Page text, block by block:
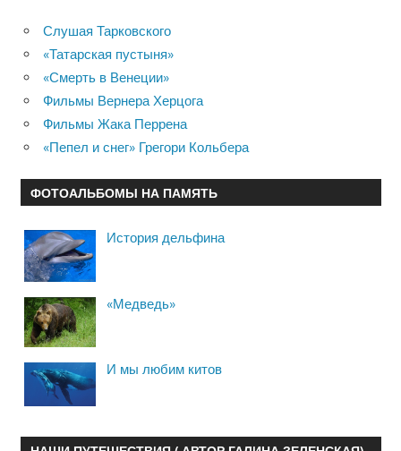
Слушая Тарковского
«Татарская пустыня»
«Смерть в Венеции»
Фильмы Вернера Херцога
Фильмы Жака Перрена
«Пепел и снег» Грегори Кольбера
ФОТОАЛЬБОМЫ НА ПАМЯТЬ
История дельфина
«Медведь»
И мы любим китов